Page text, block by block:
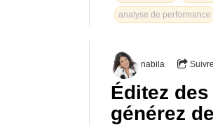
analyse de performance
nabila Suivre
Éditez
générez